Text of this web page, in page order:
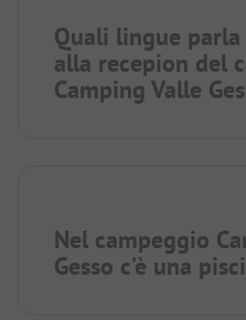
Quali lingue
alla recepion del
Camping Valle
Nel campeggio
Gesso c’è una